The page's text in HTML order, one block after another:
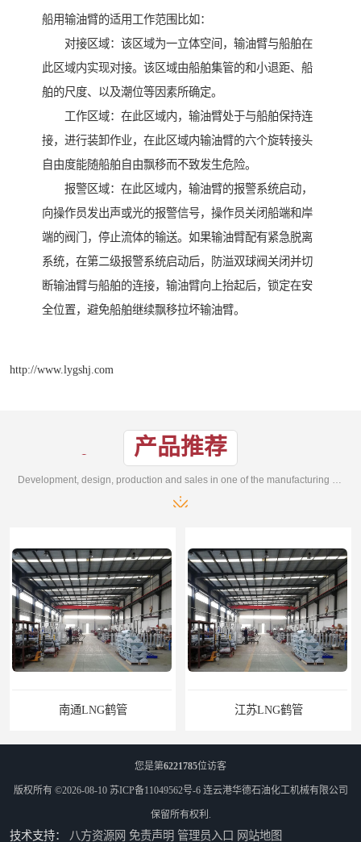
船用输油臂的适用工作范围比如：
对接区域：该区域为一立体空间，输油臂与船舶在
此区域内实现对接。该区域由船舶集管的和小退距、船
舶的尺度、以及潮位等因素所确定。
工作区域：在此区域内，输油臂处于与船舶保持连
接，进行装卸作业，在此区域内输油臂的六个旋转接头
自由度能随船舶自由飘移而不致发生危险。
报警区域：在此区域内，输油臂的报警系统启动，
向操作员发出声或光的报警信号，操作员关闭船端和岸
端的阀门，停止流体的输送。如果输油臂配有紧急脱离
系统，在第二级报警系统启动后，防溢双球阀关闭并切
断输油臂与船舶的连接，输油臂向上抬起后，锁定在安
全位置，避免船舶继续飘移拉坏输油臂。
http://www.lygshj.com
产品推荐
Development, design, production and sales in one of the manufacturing enterprises
江苏LNG鹤管
您是第6221785位访客
版权所有 ©2026-08-10 苏ICP备11049562号-6 连云港华德石油化工机械有限公司
保留所有权利.
技术支持： 八方资源网 免责声明 管理员入口 网站地图